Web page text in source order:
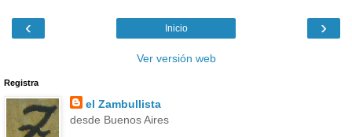
‹ ›
Inicio
Ver versión web
Registra
el Zambullista
desde Buenos Aires